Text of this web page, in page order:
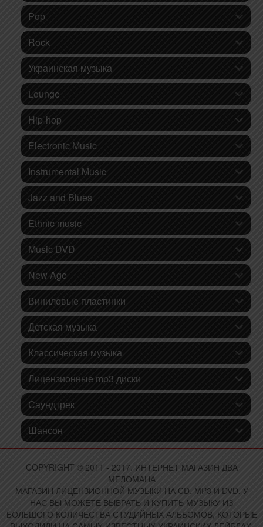
Pop
Rock
Украинская музыка
Lounge
Hip-hop
Electronic Music
Instrumental Music
Jazz and Blues
Ethnic music
Music DVD
New Age
Виниловые пластинки
Детская музыка
Классическая музыка
Лицензионные mp3 диски
Саундтрек
Шансон
COPYRIGHT © 2011 - 2017. ИНТЕРНЕТ МАГАЗИН ДВА
МЕЛОМАНА
МАГАЗИН ЛИЦЕНЗИОННОЙ МУЗЫКИ НА CD, MP3 И DVD. У
НАС ВЫ МОЖЕТЕ ВЫБРАТЬ И КУПИТЬ МУЗЫКУ ИЗ
БОЛЬШОГО КОЛИЧЕСТВА СТУДИЙНЫХ АЛЬБОМОВ, КОТОРЫЕ